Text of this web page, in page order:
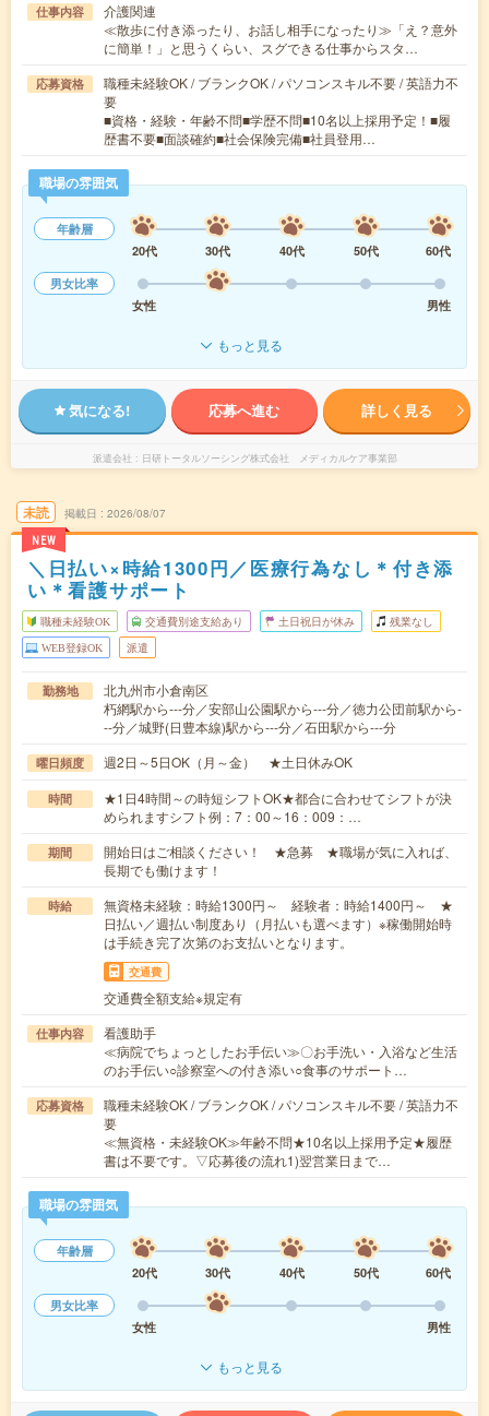
仕事内容
介護関連
≪散歩に付き添ったり、お話し相手になったり≫「え？意外
に簡単！」と思うくらい、スグできる仕事からスタ…
応募資格
職種未経験OK / ブランクOK / パソコンスキル不要 / 英語力不
要
■資格・経験・年齢不問■学歴不問■10名以上採用予定！■履
歴書不要■面談確約■社会保険完備■社員登用…
職場の雰囲気
年齢層
20代
30代 40代 50代
60代
男女比率
女性
男性
もっと見る
気になる! 応募へ進む 詳しく見る
派遣会社 日研トータルソーシング株式会社 メディカルケア事業部
未読
NEW
掲載日 2026/08/07
＼日払い×時給1300円／医療行為なし＊付き添
い＊看護サポート
職種未経験OK 交通費別途支給あり 土日祝日が休み 残業なし
WEB登録OK 派遣
勤務地
北九州市小倉南区
朽網駅から---分／安部山公園駅から---分／徳力公団前駅から-
--分／城野(日豊本線)駅から---分／石田駅から---分
曜日頻度 週2日～5日OK（月～金） ★土日休みOK
時間
★1日4時間～の時短シフトOK★都合に合わせてシフトが決
められますシフト例：7：00～16：009：…
期間
開始日はご相談ください！ ★急募 ★職場が気に入れば、
長期でも働けます！
時給
無資格未経験：時給1300円～ 経験者：時給1400円～ ★
日払い／週払い制度あり（月払いも選べます）※稼働開始時
は手続き完了次第のお支払いとなります。
交通費
交通費全額支給※規定有
仕事内容
看護助手
≪病院でちょっとしたお手伝い≫〇お手洗い・入浴など生活
のお手伝い○診察室への付き添い○食事のサポート…
応募資格
職種未経験OK / ブランクOK / パソコンスキル不要 / 英語力不
要
≪無資格・未経験OK≫年齢不問★10名以上採用予定★履歴
書は不要です。▽応募後の流れ1)翌営業日まで…
職場の雰囲気
年齢層
20代
30代 40代 50代
60代
男女比率
女性
男性
もっと見る